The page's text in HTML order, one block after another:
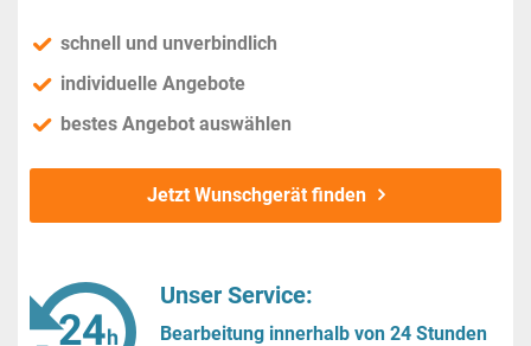
schnell und unverbindlich
individuelle Angebote
bestes Angebot auswählen
Jetzt Wunschgerät finden
Unser Service:
Bearbeitung innerhalb von 24 Stunden